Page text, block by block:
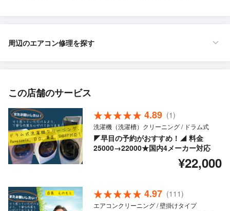
周辺のエアコン修理を探す
この店舗のサービス
4.89 (1)
洗濯機（洗濯槽）クリーニング / ドラム式
◤早目の予約がおすすめ！◢ 料金
25000→22000★国内4メーカー対応
¥22,000
4.97 (111)
エアコンクリーニング / 壁掛けタイプ